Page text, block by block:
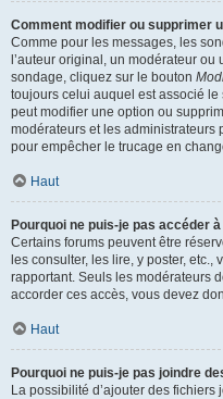
Comment modifier ou supprimer
Comme pour les messages, les
l’auteur original, un modérateur
sondage, cliquez sur le bouton
toujours celui auquel est associé le
peut modifier une option ou
modérateurs et les administrateurs
pour empêcher le trucage en
Haut
Pourquoi ne puis-je pas accéder
Certains forums peuvent être
les consulter, les lire, y poster, etc.,
rapportant. Seuls les modérateurs
accorder ces accès, vous devez
Haut
Pourquoi ne puis-je pas joindre
La possibilité d’ajouter des